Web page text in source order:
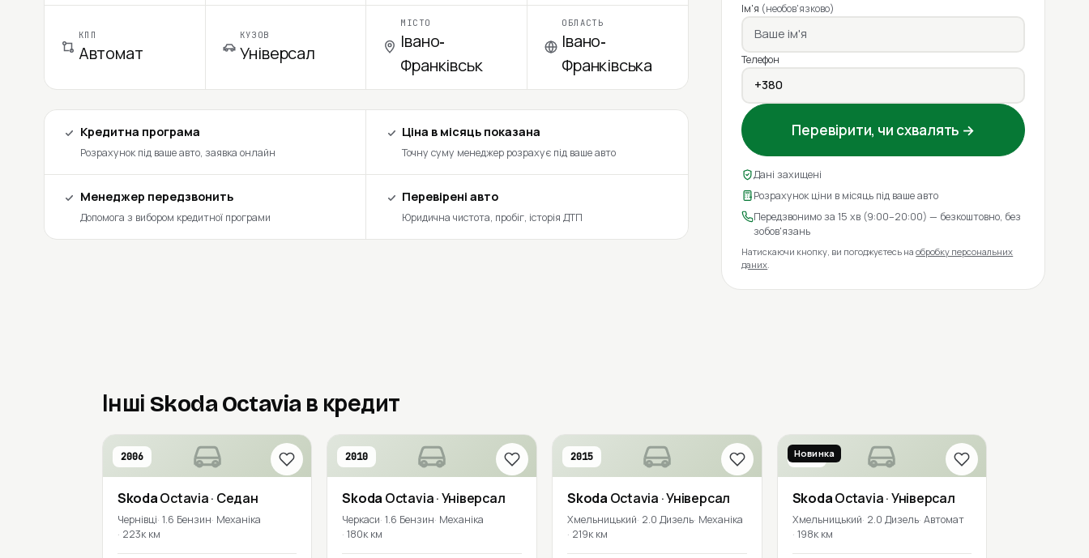
КПП
Автомат
КУЗОВ
Універсал
МІСТО
Івано-
Франківськ
ОБЛАСТЬ
Івано-
Франківська
Кредитна програма
Розрахунок під ваше авто, заявка онлайн
Ціна в місяць показана
Точну суму менеджер розрахує під ваше авто
Менеджер передзвонить
Допомога з вибором кредитної програми
Перевірені авто
Юридична чистота, пробіг, історія ДТП
Ім'я (необов'язково)
Телефон
Перевірити, чи схвалять →
Дані захищені
Розрахунок ціни в місяць під ваше авто
Передзвонимо за 15 хв (9:00–20:00) — безкоштовно, без
зобов'язань
Натискаючи кнопку, ви погоджуєтесь наобробку персональних
даних
Інші Skoda Octavia в кредит
2006
SkodaOctavia· Седан
Чернівці 1.6 Бензин Механіка
223к км
2010
Skoda Octavia· Універсал
Черкаси 1.6 Бензин Механіка
180к км
2015
Skoda Octavia · Універсал
Хмельницький 2.0 Дизель Механіка
219к км
2021
Новинка
SkodaOctavia· Універсал
Хмельницький 2.0 Дизель Автомат
198к км